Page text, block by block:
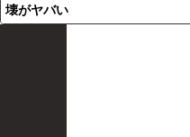
壊がヤバい